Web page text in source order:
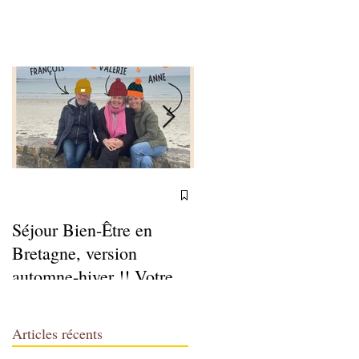
Séjour Bien-Être en
Bretagne, version
automne-hiver !! Votre
Articles récents